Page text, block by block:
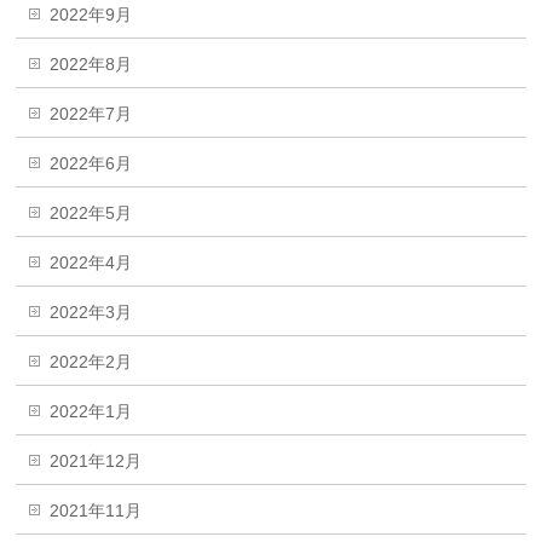
2022年9月
2022年8月
2022年7月
2022年6月
2022年5月
2022年4月
2022年3月
2022年2月
2022年1月
2021年12月
2021年11月